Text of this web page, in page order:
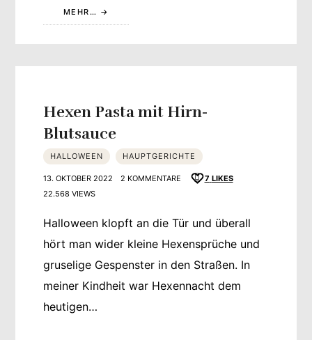
MEHR…
Hexen Pasta mit Hirn-
Blutsauce
HALLOWEEN HAUPTGERICHTE
13. OKTOBER 2022 2 KOMMENTARE 7 LIKES
22.568 VIEWS
Halloween klopft an die Tür und überall
hört man wider kleine Hexensprüche und
gruselige Gespenster in den Straßen. In
meiner Kindheit war Hexennacht dem
heutigen…